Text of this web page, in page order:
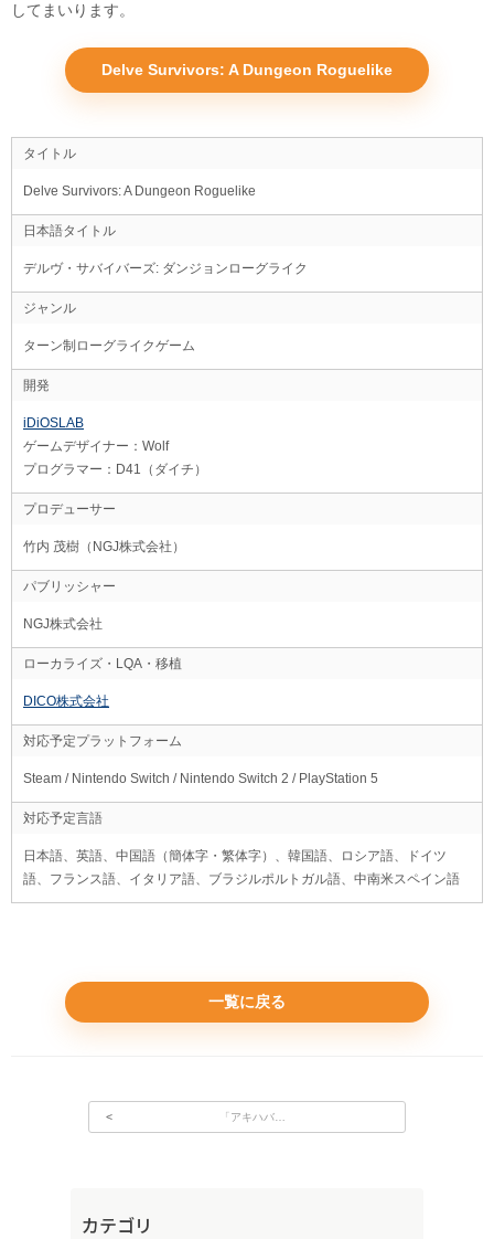
してまいります。
Delve Survivors: A Dungeon Roguelike
タイトル
Delve Survivors: A Dungeon Roguelike
日本語タイトル
デルヴ・サバイバーズ: ダンジョンローグライク
ジャンル
ターン制ローグライクゲーム
開発
iDiOSLAB
ゲームデザイナー：Wolf
プログラマー：D41（ダイチ）
プロデューサー
竹内 茂樹（NGJ株式会社）
パブリッシャー
NGJ株式会社
ローカライズ・LQA・移植
DICO株式会社
対応予定プラットフォーム
Steam / Nintendo Switch / Nintendo Switch 2 / PlayStation 5
対応予定言語
日本語、英語、中国語（簡体字・繁体字）、韓国語、ロシア語、ドイツ
語、フランス語、イタリア語、ブラジルポルトガル語、中南米スペイン語
一覧に戻る
投稿ナビゲーション 「アキハバ…
カテゴリ